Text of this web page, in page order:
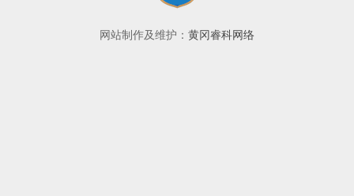
网站制作及维护： 黄冈睿科网络